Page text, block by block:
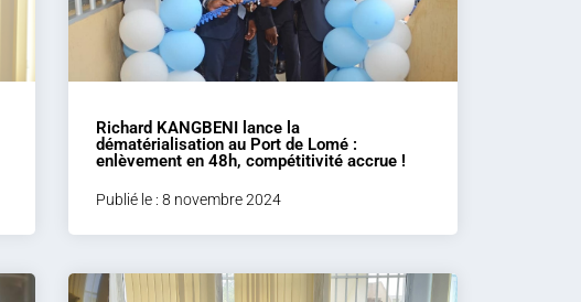
Richard KANGBENI lance la
dématérialisation au Port de Lomé :
enlèvement en 48h, compétitivité accrue !
Publié le : 8 novembre 2024